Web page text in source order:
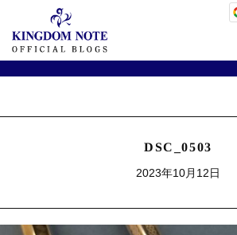
DSC_0503
2023年10月12日